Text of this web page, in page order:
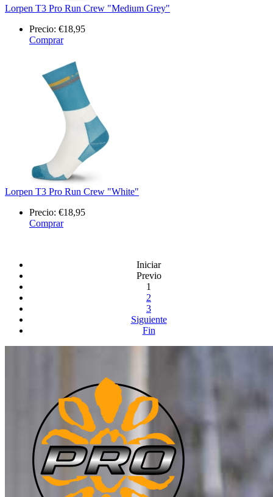
Lorpen T3 Pro Run Crew "Medium Grey"
Precio: €18,95
Comprar
Lorpen T3 Pro Run Crew "White"
Precio: €18,95
Comprar
Iniciar
Previo
1
2
3
Siguiente
Fin